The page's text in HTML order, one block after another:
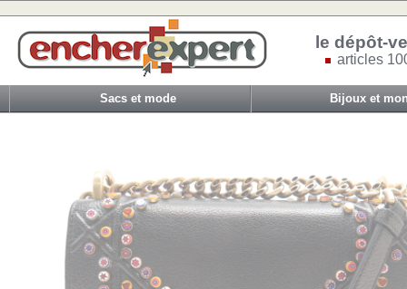
le dépôt-
articles
Sacs et mode Bijoux et